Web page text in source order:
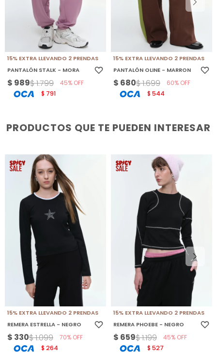
15% EXTRA LLEVANDO 2 PRENDAS
PANTALÓN STALK - MORA
$ 989$1.799 45
$ 791
15% EXTRA LLEVANDO 2 PRENDAS
PANTALÓN OLINE - MARRON
$ 680$1.699 60
$ 544
PRODUCTOS QUE TE PUEDEN INTERESAR
15% EXTRA LLEVANDO 2 PRENDAS
REMERA ESTRELLA - NEGRO
$ 330$1.099 70
$ 264
15% EXTRA LLEVANDO 2 PRENDAS
REMERA PHOEBE - NEGRO
$ 659$1.199 45
$ 527